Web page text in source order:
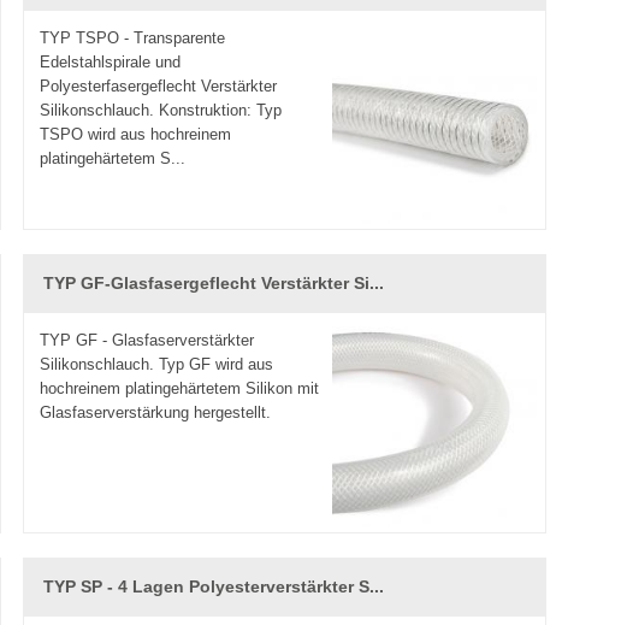
TYP TSPO - Transparente
Edelstahlspirale und
Polyesterfasergeflecht Verstärkter
Silikonschlauch. Konstruktion: Typ
TSPO wird aus hochreinem
platingehärtetem S...
TYP GF-Glasfasergeflecht Verstärkter Si...
TYP GF - Glasfaserverstärkter
Silikonschlauch. Typ GF wird aus
hochreinem platingehärtetem Silikon mit
Glasfaserverstärkung hergestellt.
TYP SP - 4 Lagen Polyesterverstärkter S...